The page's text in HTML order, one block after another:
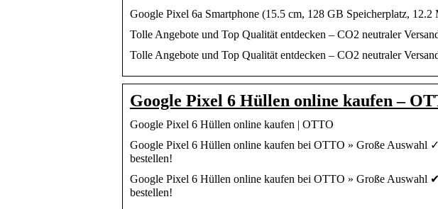
Google Pixel 6a Smartphone (15.5 cm, 128 GB Speicherplatz,
Tolle Angebote und Top Qualität entdecken – CO2 neutraler
Tolle Angebote und Top Qualität entdecken – CO2 neutraler
Google Pixel 6 Hüllen online kaufen –
Google Pixel 6 Hüllen online kaufen | OTTO
Google Pixel 6 Hüllen online kaufen bei OTTO » Große
bestellen!
Google Pixel 6 Hüllen online kaufen bei OTTO » Große
bestellen!